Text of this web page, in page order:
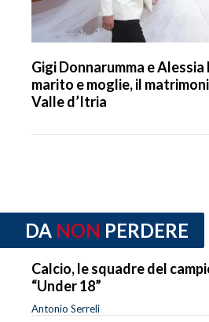
Gigi Donnarumma e
marito e moglie, il
Valle d’Itria
DA NON PERDERE
Calcio, le squadre del
“Under 18”
Antonio Serreli